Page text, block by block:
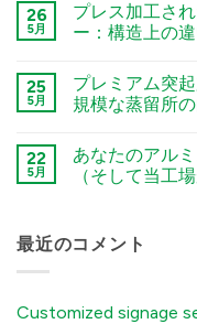
A
Guide
Electroforming,
and
Stamping
नहीं
Sourcing
Environmental
Factors
You
Your
Factory
Before
Labels
में
26
5月
プレス加工さ
ー：構造上の
नहीं
Stamped
Metal
Electroformed
Sticker:
Structural
25
5月
プレミアム突
規模な蒸留所
नहीं
Premium
Embossed
UK
Boutique
22
5月
あなたのアル
（そして当工
The
Secret
Aluminum
最近のコメント
Customized signage